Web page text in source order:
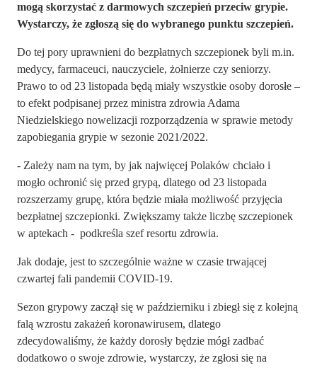
mogą skorzystać z darmowych szczepień przeciw grypie.
Wystarczy, że zgłoszą się do wybranego punktu szczepień.
Do tej pory uprawnieni do bezpłatnych szczepionek byli m.in.
medycy, farmaceuci, nauczyciele, żołnierze czy seniorzy.
Prawo to od 23 listopada będą miały wszystkie osoby dorosłe –
to efekt podpisanej przez ministra zdrowia Adama
Niedzielskiego nowelizacji rozporządzenia w sprawie metody
zapobiegania grypie w sezonie 2021/2022.
- Zależy nam na tym, by jak najwięcej Polaków chciało i
mogło ochronić się przed grypą, dlatego od 23 listopada
rozszerzamy grupę, która będzie miała możliwość przyjęcia
bezpłatnej szczepionki. Zwiększamy także liczbę szczepionek
w aptekach - podkreśla szef resortu zdrowia.
Jak dodaje, jest to szczególnie ważne w czasie trwającej
czwartej fali pandemii COVID-19.
Sezon grypowy zaczął się w październiku i zbiegł się z kolejną
falą wzrostu zakażeń koronawirusem, dlatego
zdecydowaliśmy, że każdy dorosły będzie mógł zadbać
dodatkowo o swoje zdrowie, wystarczy, że zgłosi się na